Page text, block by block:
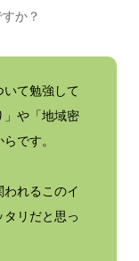
か？
いて勉強して
」や「地域密
です。
れるこのイ
リだと思っ